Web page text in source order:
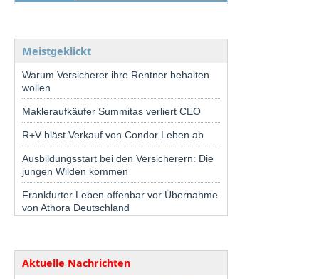
Meistgeklickt
Warum Versicherer ihre Rentner behalten
wollen
Makleraufkäufer Summitas verliert CEO
R+V bläst Verkauf von Condor Leben ab
Ausbildungsstart bei den Versicherern: Die
jungen Wilden kommen
Frankfurter Leben offenbar vor Übernahme
von Athora Deutschland
Aktuelle Nachrichten